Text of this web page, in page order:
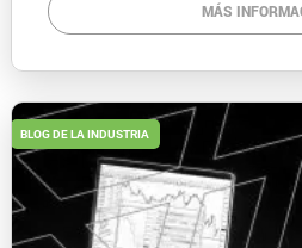
MÁS
BLOG DE LA INDUSTRIA